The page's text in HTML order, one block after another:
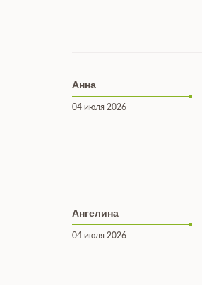
Анна
04 июля 2026
Ангелина
04 июля 2026